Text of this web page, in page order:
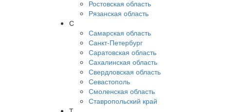
Ростовская область
Рязанская область
С
Самарская область
Санкт-Петербург
Саратовская область
Сахалинская область
Свердловская область
Севастополь
Смоленская область
Ставропольский край